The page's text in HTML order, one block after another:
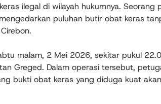
ilegal di wilayah hukumnya. Seorang
puluhan butir obat keras
malam, 2 Mei 2026, sekitar pukul
Greged. Dalam operasi tersebut,
bukti obat keras yang diduga kuat